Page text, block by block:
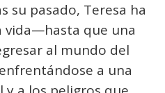
su pasado, Teresa ha
vida—hasta que una
al mundo del
a una